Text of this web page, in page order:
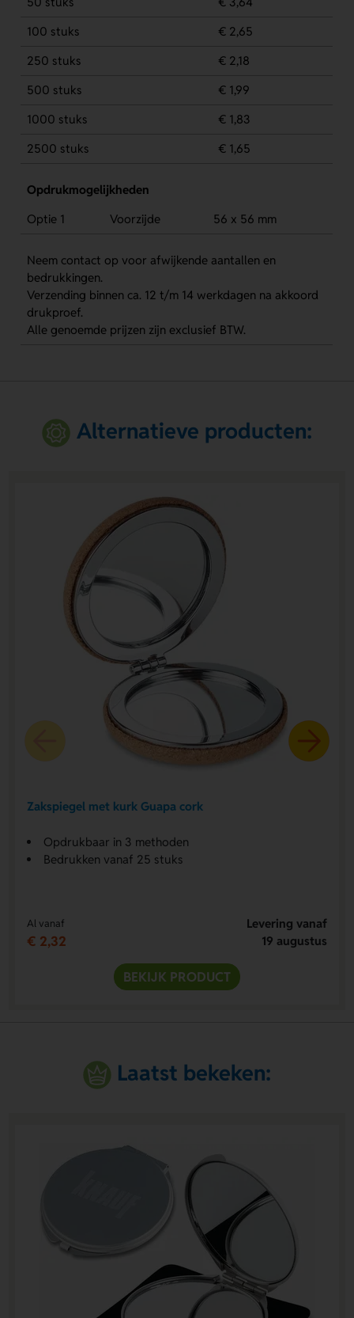
100 stuks
€ 2,65
250 stuks
€ 2,18
500 stuks
€ 1,99
1000 stuks
€ 1,83
2500 stuks
€ 1,65
Opdrukmogelijkheden
Optie 1
Voorzijde 56 x 56 mm
Neem contact op voor afwijkende aantallen en
bedrukkingen.
Verzending binnen ca. 12 t/m 14 werkdagen na akkoord
drukproef.
Alle genoemde prijzen zijn exclusief BTW.
Alternatieve producten:
Zakspiegel met kurk Guapa cork
Opdrukbaar in 3 methoden
Bedrukken vanaf 25 stuks
Al vanaf
€ 2,32
Levering vanaf
19 augustus
BEKIJK PRODUCT
Laatst bekeken: